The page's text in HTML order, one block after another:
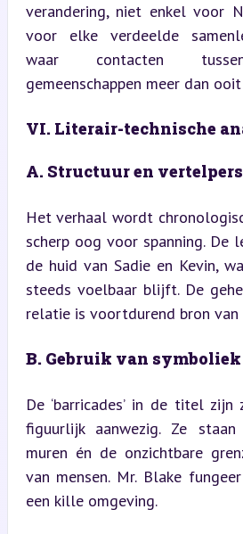
verandering, niet enkel voor
voor elke verdeelde
waar contacten
gemeenschappen meer dan
VI. Literair-technische
A. Structuur en
Het verhaal wordt
scherp oog voor spanning. De
de huid van Sadie en Kevin,
steeds voelbaar blijft. De
relatie is voortdurend bron van
B. Gebruik van symboliek
De ‘barricades’ in de titel
figuurlijk aanwezig. Ze
muren én de onzichtbare
van mensen. Mr. Blake
een kille omgeving.